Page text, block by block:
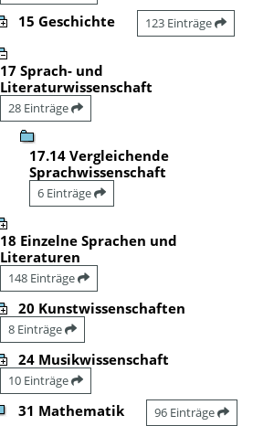
15 Geschichte 123 Einträge
17 Sprach- und
Literaturwissenschaft
28 Einträge
17.14 Vergleichende
Sprachwissenschaft
6 Einträge
18 Einzelne Sprachen und
Literaturen
148 Einträge
20 Kunstwissenschaften
8 Einträge
24 Musikwissenschaft
10 Einträge
31 Mathematik 96 Einträge